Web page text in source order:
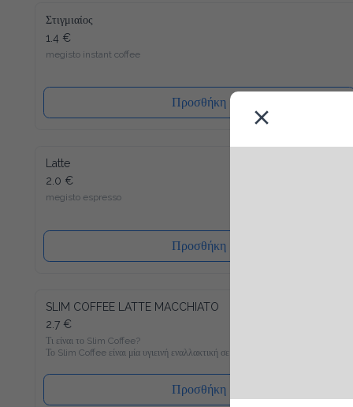
Στιγμιαίος
1.4 €
megisto instant coffee
Προσθήκη
Latte
2.0 €
megisto espresso
Προσθήκη
SLIM COFFEE LATTE MACCHIATO
2.7 €
Τι είναι το Slim Coffee?
Το Slim Coffee είναι μία υγιεινή εναλλακτική σε σχέση με τον
συνηθισμένο στιγμιαίο καφέ, ο οποίος είναι γεμάτος σε
ζάχαρη. Γνώριζες πως πχ. ένας κλασσικός στιγμιαίος καφές με
γάλα περιέχει περίπου 400 θερμίδες ανά 100 ml; Με μόνο 6
θερμίδες ανά 100 ml θα γίνει ο Slim Coffee Latte Macchiato το
Προσθήκη